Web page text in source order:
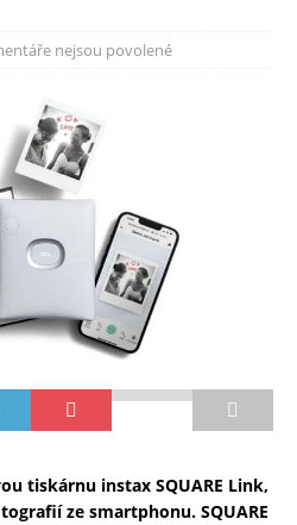
nejsou povolené
tiskárnu instax SQUARE Link,
ze smartphonu. SQUARE